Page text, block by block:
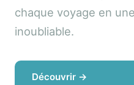
chaque voyage en
inoubliable.
Découvrir →